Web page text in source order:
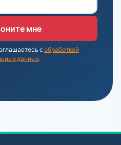
с обработкой
данных.